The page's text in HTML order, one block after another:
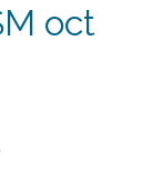
oct